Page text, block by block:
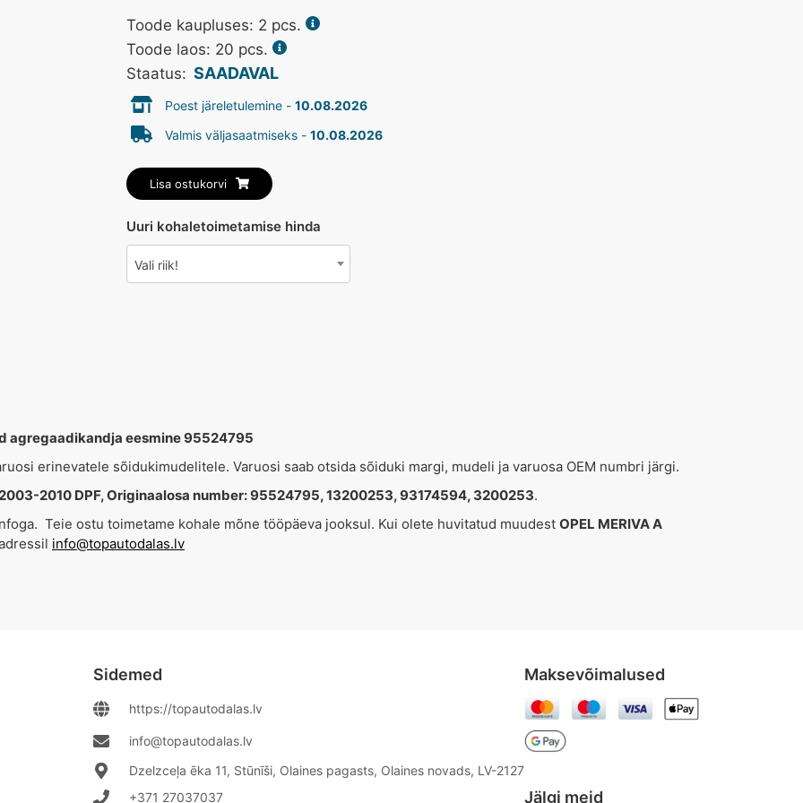
Toode kaupluses: 2 pcs.
Toode laos: 20 pcs.
Staatus: SAADAVAL
Poest järeletulemine -10.08.2026
Valmis väljasaatmiseks -10.08.2026
Lisa ostukorvi
Uuri kohaletoimetamise hinda
Vali riik!
agregaadikandja eesmine 95524795
erinevatele sõidukimudelitele. Varuosi saab otsida sõiduki margi, mudeli ja varuosa OEM numbri järgi.
2003-2010 DPF, Originaalosa number: 95524795, 13200253, 93174594, 3200253.
Teie ostu toimetame kohale mõne tööpäeva jooksul. Kui olete huvitatud muudest OPEL MERIVA A
info@topautodalas.lv
Sidemed
https://topautodalas.lv
info@topautodalas.lv
Dzelzceļa ēka 11, Stūnīši, Olaines pagasts, Olaines novads, LV-2127
+371 27037037‬
Maksevõimalused
Jälgi meid